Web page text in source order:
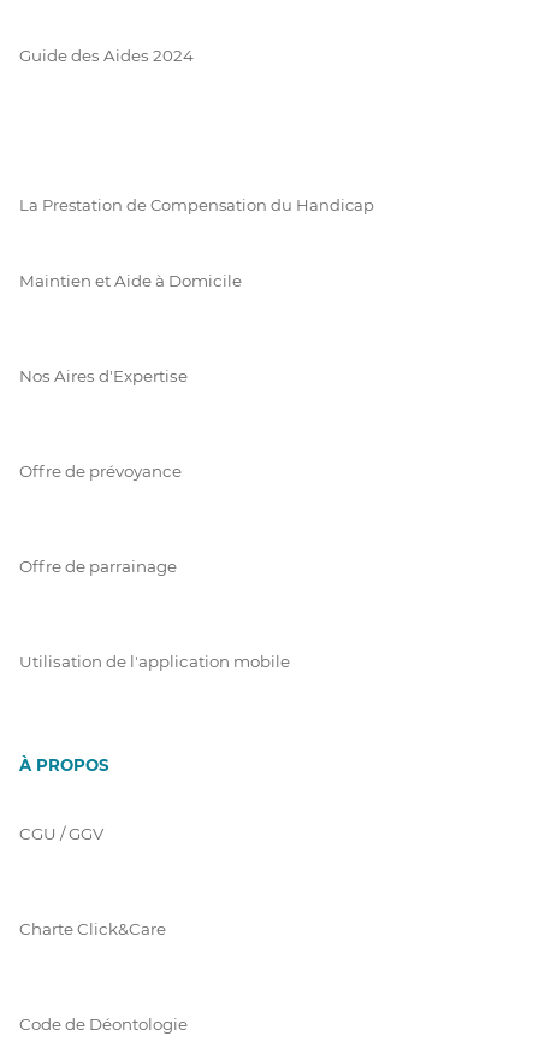
Guide des Aides 2024
La Prestation de Compensation du Handicap
Maintien et Aide à Domicile
Nos Aires d'Expertise
Offre de prévoyance
Offre de parrainage
Utilisation de l'application mobile
À PROPOS
CGU / GGV
Charte Click&Care
Code de Déontologie